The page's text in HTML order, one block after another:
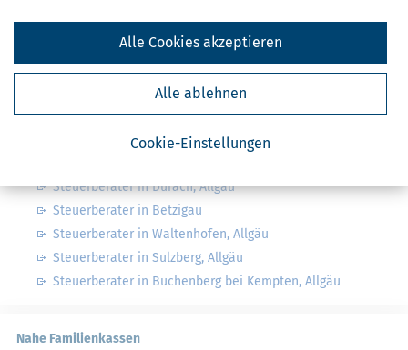
Cookie-Einstellungen
Alle ablehnen
Alle Cookies akzeptieren
Finanzämter in Deutschland
Finanzämter in Bayern
Nahe Steuerberater
Steuerberater in Durach, Allgäu
Steuerberater in Betzigau
Steuerberater in Waltenhofen, Allgäu
Steuerberater in Sulzberg, Allgäu
Steuerberater in Buchenberg bei Kempten, Allgäu
Nahe Familienkassen